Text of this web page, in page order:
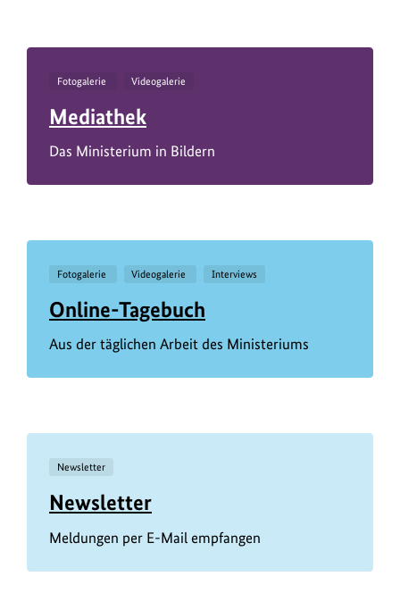
Fotogalerie Videogalerie
Mediathek
Das Ministerium in Bildern
Fotogalerie Videogalerie Interviews
Online-Tagebuch
Aus der täglichen Arbeit des Ministeriums
Newsletter
Newsletter
Meldungen per E-Mail empfangen